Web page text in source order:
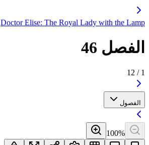
Doctor Elise: The Royal Lady with the Lamp
الفصل 46
1
/
12
الفصول
100%